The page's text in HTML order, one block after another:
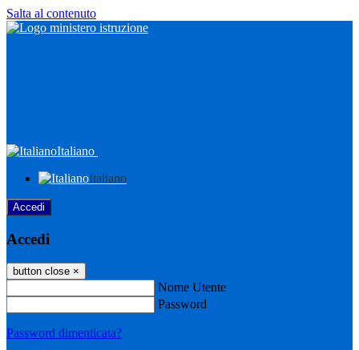
Salta al contenuto
Italiano
Italiano
Accedi
Accedi
button close ×
Nome Utente
Password
Password dimenticata?